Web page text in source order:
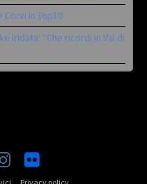
Corvi in Top10
iridata: “Che ricordi in Val di